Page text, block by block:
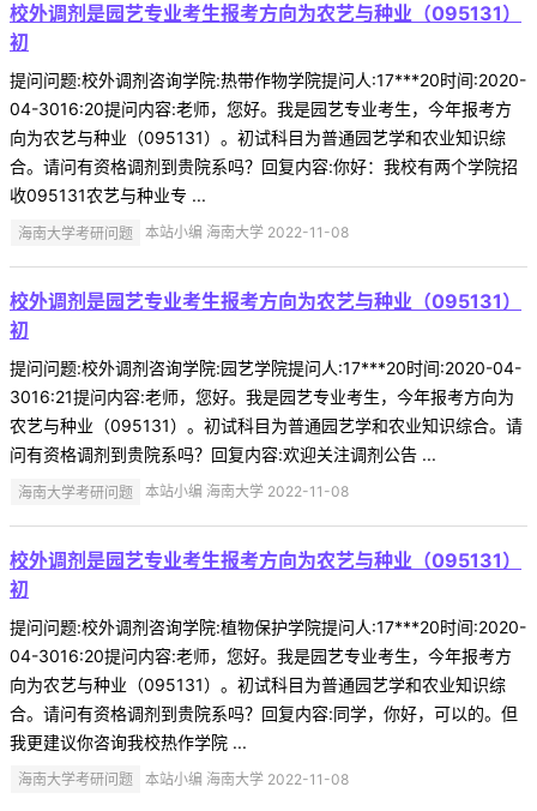
校外调剂是园艺专业考生报考方向为农艺与种业（095131）
初
提问问题:校外调剂咨询学院:热带作物学院提问人:17***20时间:2020-
04-3016:20提问内容:老师，您好。我是园艺专业考生，今年报考方
向为农艺与种业（095131）。初试科目为普通园艺学和农业知识综
合。请问有资格调剂到贵院系吗？回复内容:你好：我校有两个学院招
收095131农艺与种业专 ...
海南大学考研问题 本站小编 海南大学 2022-11-08
校外调剂是园艺专业考生报考方向为农艺与种业（095131）
初
提问问题:校外调剂咨询学院:园艺学院提问人:17***20时间:2020-04-
3016:21提问内容:老师，您好。我是园艺专业考生，今年报考方向为
农艺与种业（095131）。初试科目为普通园艺学和农业知识综合。请
问有资格调剂到贵院系吗？回复内容:欢迎关注调剂公告 ...
海南大学考研问题 本站小编 海南大学 2022-11-08
校外调剂是园艺专业考生报考方向为农艺与种业（095131）
初
提问问题:校外调剂咨询学院:植物保护学院提问人:17***20时间:2020-
04-3016:20提问内容:老师，您好。我是园艺专业考生，今年报考方
向为农艺与种业（095131）。初试科目为普通园艺学和农业知识综
合。请问有资格调剂到贵院系吗？回复内容:同学，你好，可以的。但
我更建议你咨询我校热作学院 ...
海南大学考研问题 本站小编 海南大学 2022-11-08